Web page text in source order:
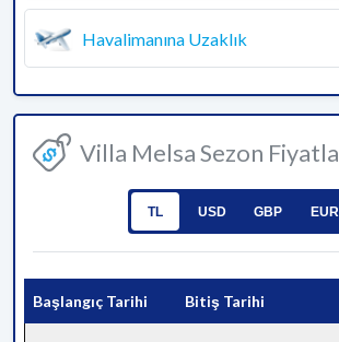
Havalimanına Uzaklık
Villa Melsa Sezon
TL USD GBP
Başlangıç Tarihi Bitiş Tarihi